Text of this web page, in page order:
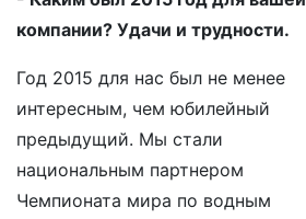
компании? Удачи и трудности.
Год 2015 для нас был не менее
интересным, чем юбилейный
предыдущий. Мы стали
национальным партнером
Чемпионата мира по водным